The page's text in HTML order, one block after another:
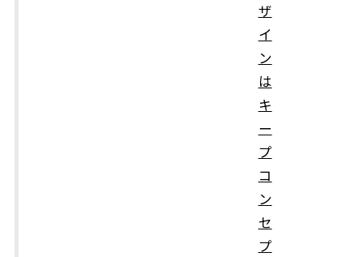
ザ
イ
ン
は
キ
ー
プ
コ
ン
セ
プ